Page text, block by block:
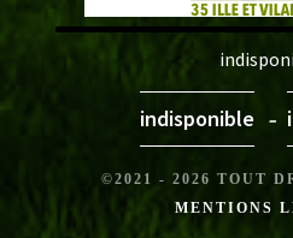
indisponible -
©2021 - 2026 TOUT
MENTIONS